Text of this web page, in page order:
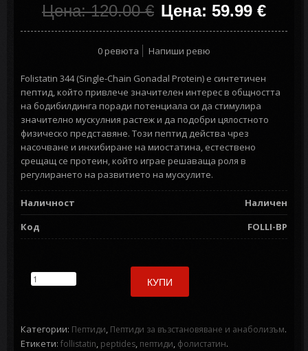
Цена: 120.00€ Цена: 59.99 €
0 ревюта Напиши ревю
Folistatin 344 (Single-Chain Gonadal Protein) е синтетичен
пептид, който привлече значителен интерес в общността
на бодибилдинга поради потенциала си да стимулира
значително мускулния растеж и да подобри цялостното
физическо представяне. Този пептид действа чрез
насочване и инхибиране на миостатина, естествено
срещащ се протеин, който играе решаваща роля в
регулирането на развитието на мускулите.
Наличност
Наличен
Код
FOLLI-BP
КУПИ
Категории: Пептиди, Пептиди за възстановяване и анаболизъм.
Етикети: follistatin, peptides, пептиди, фолистатин.